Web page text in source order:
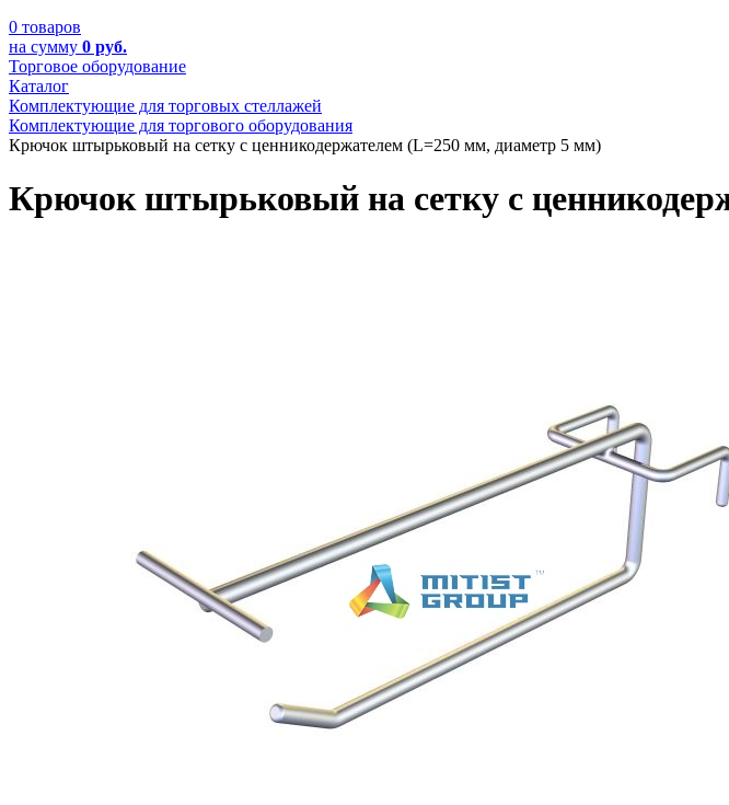
0 товаров
на сумму 0 руб.
Торговое оборудование
Каталог
Комплектующие для торговых стеллажей
Комплектующие для торгового оборудования
Крючок штырьковый на сетку с ценникодержателем (L=250 мм, диаметр 5 мм)
Крючок штырьковый на сетку с